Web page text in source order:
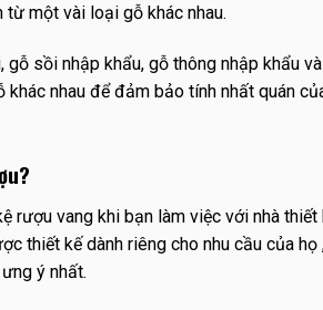
từ một vài loại gỗ khác nhau.
sồi nhập khẩu, gỗ thông nhập khẩu và
nhau để đảm bảo tính nhất quán
rượu vang khi bạn làm việc với nhà thiết
thiết kế dành riêng cho nhu cầu của
ý nhất.